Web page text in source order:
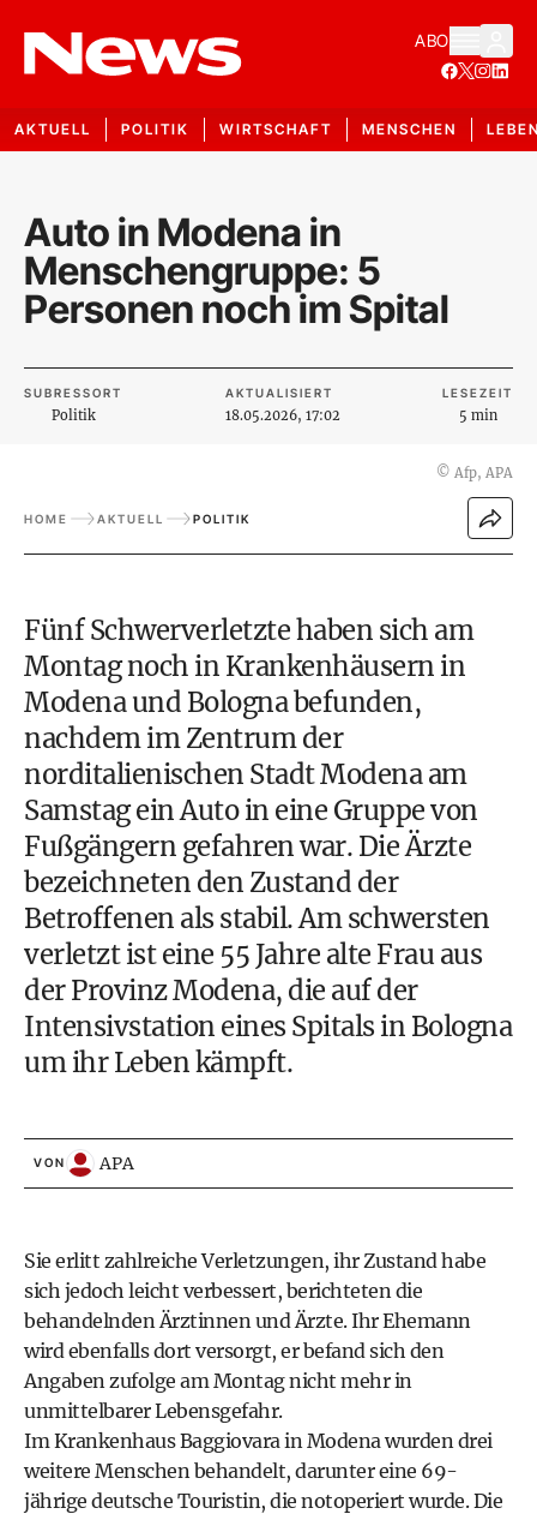
ABO
AKTUELL POLITIK WIRTSCHAFT MENSCHEN
Auto in Modena in
Menschengruppe: 5
Personen noch im Spital
SUBRESSORT
Politik
AKTUALISIERT
18.05.2026, 17:02
LESEZEIT
5 min
© Afp, APA
HOME AKTUELL POLITIK
Fünf Schwerverletzte haben sich am
Montag noch in Krankenhäusern in
Modena und Bologna befunden,
nachdem im Zentrum der
norditalienischen Stadt Modena am
Samstag ein Auto in eine Gruppe von
Fußgängern gefahren war. Die Ärzte
bezeichneten den Zustand der
Betroffenen als stabil. Am schwersten
verletzt ist eine 55 Jahre alte Frau aus
der Provinz Modena, die auf der
Intensivstation eines Spitals in Bologna
um ihr Leben kämpft.
VON APA
Sie erlitt zahlreiche Verletzungen, ihr Zustand habe
sich jedoch leicht verbessert, berichteten die
behandelnden Ärztinnen und Ärzte. Ihr Ehemann
wird ebenfalls dort versorgt, er befand sich den
Angaben zufolge am Montag nicht mehr in
unmittelbarer Lebensgefahr.
Im Krankenhaus Baggiovara in Modena wurden drei
weitere Menschen behandelt, darunter eine 69-
jährige deutsche Touristin, die notoperiert wurde. Die